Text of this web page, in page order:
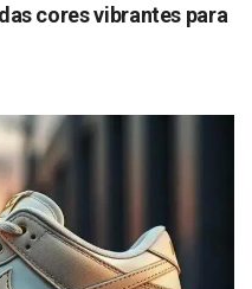
cores vibrantes para